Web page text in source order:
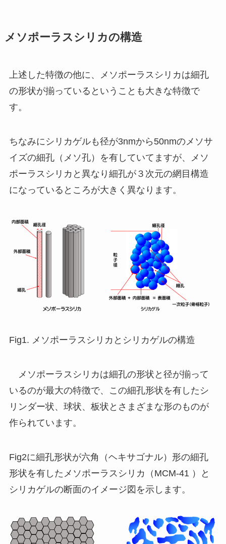
メソポーラスシリカの構造
上述した特徴の他に、メソポーラスシリカは細孔
の形状が揃っているということも大きな特徴で
す。
ちなみにシリカゲルも径が3nmから50nmのメソサ
イズの細孔（メソ孔）を有していてますが、メソ
ポーラスシリカと異なり細孔が３次元の網目構造
になっているところが大きく異なります。
Fig1. メソポーラスシリカとシリカゲルの構造
メソポーラスシリカは細孔の形状と径が揃って
いるのが最大の特徴で、この細孔形状を有したシ
リンダー状、球状、板状とさまざまな形のものが
作られています。
Fig2に細孔形状が六角（ヘキサゴナル）形の細孔
形状を有したメソポーラスシリカ（MCM-41 ）と
シリカゲルの断面のイメージ図を示します。